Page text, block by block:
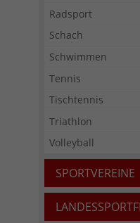
Radsport
Schach
Schwimmen
Tennis
Tischtennis
Triathlon
Volleyball
SPORTVEREINE